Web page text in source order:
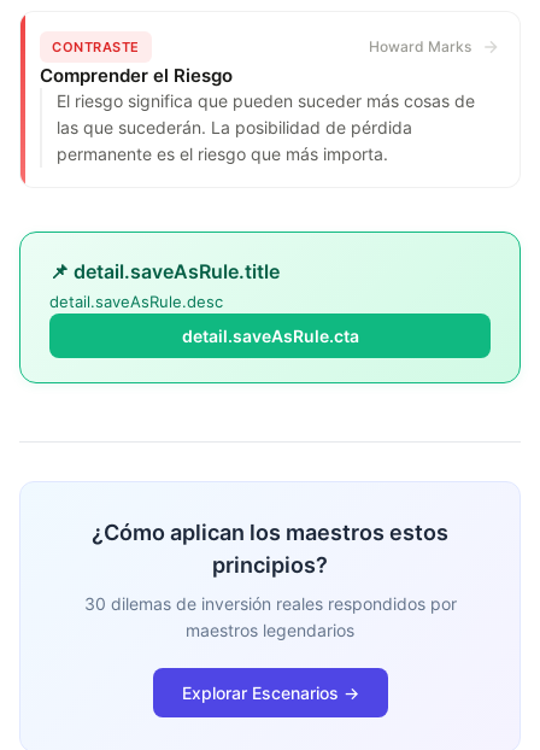
CONTRASTE Howard Marks
Comprender el Riesgo
El riesgo significa que pueden suceder más cosas de
las que sucederán. La posibilidad de pérdida
permanente es el riesgo que más importa.
📌 detail.saveAsRule.title
detail.saveAsRule.desc
detail.saveAsRule.cta
¿Cómo aplican los maestros estos
principios?
30 dilemas de inversión reales respondidos por
maestros legendarios
Explorar Escenarios →